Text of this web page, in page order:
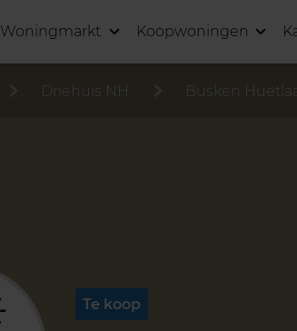
Woningmarkt Koopwoningen
Driehuis NH Busken
Te koop